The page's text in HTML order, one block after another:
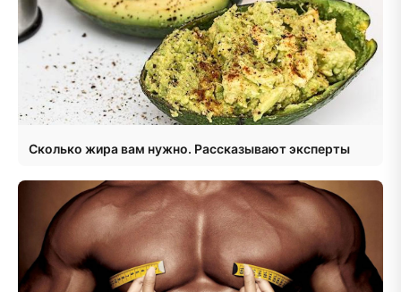
Сколько жира вам нужно. Рассказывают эксперты